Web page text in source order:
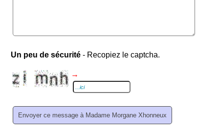
Un peu de sécurité - Recopiez le captcha.
→